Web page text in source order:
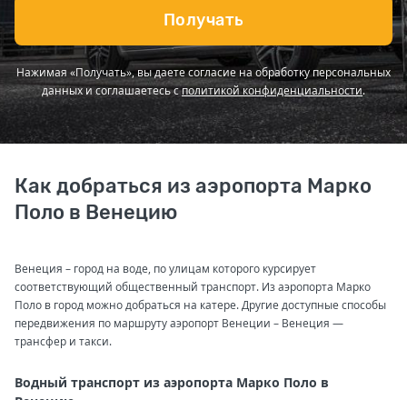
Получать
Нажимая «Получать», вы даете согласие на обработку персональных
данных и соглашаетесь сполитикой конфиденциальности.
Как добраться из аэропорта Марко
Поло в Венецию
Венеция – город на воде, по улицам которого курсирует
соответствующий общественный транспорт. Из аэропорта Марко
Поло в город можно добраться на катере. Другие доступные способы
передвижения по маршруту аэропорт Венеции – Венеция —
трансфер и такси.
Водный транспорт из аэропорта Марко Поло в